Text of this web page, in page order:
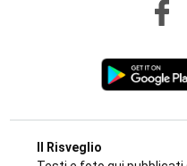
Il Risveglio